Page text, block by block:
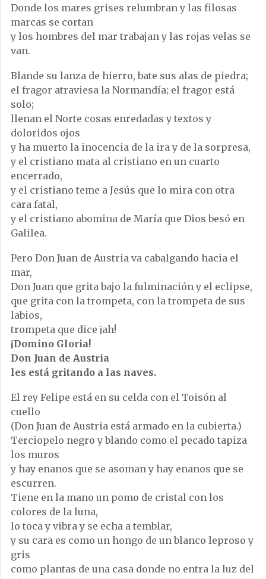
Donde los mares grises relumbran y las filosas
marcas se cortan
y los hombres del mar trabajan y las rojas velas se
van.
Blande su lanza de hierro, bate sus alas de piedra;
el fragor atraviesa la Normandía; el fragor está
solo;
llenan el Norte cosas enredadas y textos y
doloridos ojos
y ha muerto la inocencia de la ira y de la sorpresa,
y el cristiano mata al cristiano en un cuarto
encerrado,
y el cristiano teme a Jesús que lo mira con otra
cara fatal,
y el cristiano abomina de María que Dios besó en
Galilea.
Pero Don Juan de Austria va cabalgando hacia el
mar,
Don Juan que grita bajo la fulminación y el eclipse,
que grita con la trompeta, con la trompeta de sus
labios,
trompeta que dice ¡ah!
¡Domino Gloria!
Don Juan de Austria
les está gritando a las naves.
El rey Felipe está en su celda con el Toisón al
cuello
(Don Juan de Austria está armado en la cubierta.)
Terciopelo negro y blando como el pecado tapiza
los muros
y hay enanos que se asoman y hay enanos que se
escurren.
Tiene en la mano un pomo de cristal con los
colores de la luna,
lo toca y vibra y se echa a temblar,
y su cara es como un hongo de un blanco leproso y
gris
como plantas de una casa donde no entra la luz del